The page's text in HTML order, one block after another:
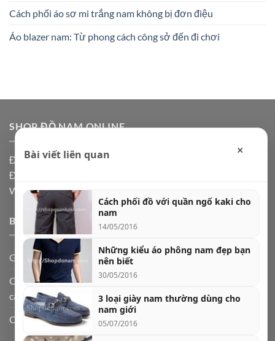
Cách phối áo sơ mi trắng nam không bị đơn điệu
Áo blazer nam: Từ phong cách công sở đến đi chơi
SHOP ĐỒ NAM ONLINE
Địa chỉ: Hà Nội, Ship code toàn quốc
Điện thoại:
Website: Shopdonam.com
BÀI VIẾT MỚI
Giày lười nam da bò – biểu tượng của sự lịch lãm
Quần jogger nam và 5 cách phối đồ cực chất theo từng hoàn
cảnh
Cách chọn quần jeans nam theo dáng người
Bài viết liên quan ×
Cách phối đồ với quần ngố kaki cho
nam
14/05/2016
Những kiểu áo phông nam đẹp bạn
nên biết
30/05/2016
3 loại giày nam thường dùng cho
nam giới
05/07/2016